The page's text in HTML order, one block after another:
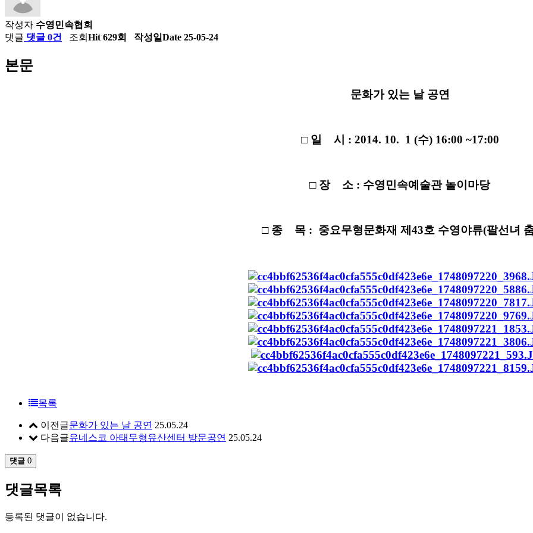
작성자 수영민속협회
댓글 댓글 0건 조회 Hit 629회 작성일Date 25-05-24
본문
문화가 있는 날 공연
□ 일 시 : 2014. 10. 1 (수) 16:00 ~17:00
□ 장 소 : 수영민속예술관 놀이마당
□ 종 목 : 중요무형문화재 제43호 수영야류(팔선녀
목록
이전글문화가 있는 날 공연 25.05.24
다음글유네스코 아태무형유산센터 방문공연 25.05.24
댓글 0
댓글목록
등록된 댓글이 없습니다.